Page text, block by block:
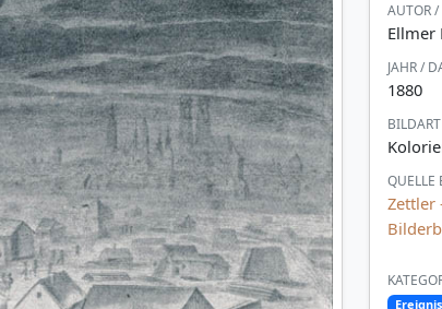
AUTOR /
Ellmer
JAHR /
1880
BILDART
QUELLE
Zettler
Ereignis